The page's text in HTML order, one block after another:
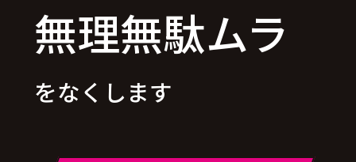
無理無駄ムラ
をなくします